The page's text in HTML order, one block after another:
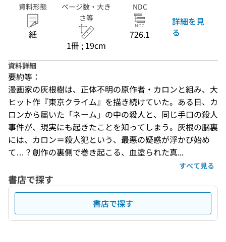
資料形態
紙
ページ数・大き
さ等
1冊 ; 19cm
NDC
726.1
詳細を見
る
資料詳細
要約等：
漫画家の灰根樹は、正体不明の原作者・カロンと組み、大
ヒット作『東京クライム』を描き続けていた。ある日、カ
ロンから届いた「ネーム」の中の殺人と、同じ手口の殺人
事件が、現実にも起きたことを知ってしまう。灰根の脳裏
には、カロン＝殺人犯という、最悪の疑惑が浮かび始め
て…？創作の裏側で巻き起こる、血塗られた真...
すべて見る
書店で探す
書店で探す